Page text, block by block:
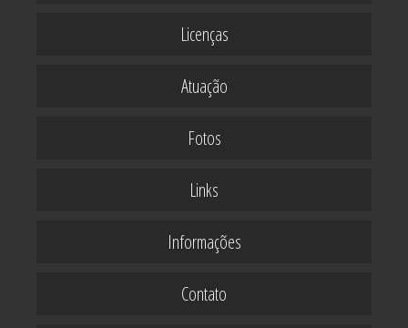
Licenças
Atuação
Fotos
Links
Informações
Contato